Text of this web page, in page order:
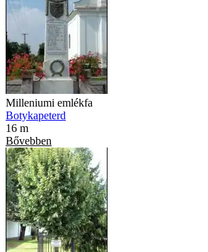
Milleniumi emlékfa
Botykapeterd
16 m
Bővebben